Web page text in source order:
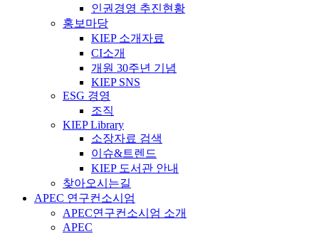
인권경영 추진현황
홍보마당
KIEP 소개자료
CI소개
개원 30주년 기념
KIEP SNS
ESG 경영
조직
KIEP Library
소장자료 검색
이슈&트렌드
KIEP 도서관 안내
찾아오시는길
APEC 연구컨소시엄
APEC연구컨소시엄 소개
APEC